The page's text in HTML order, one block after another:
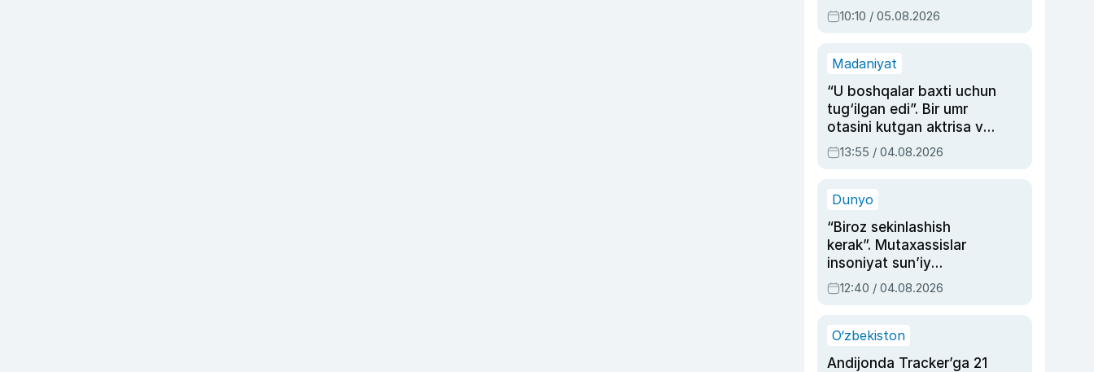
hukmi o‘qildi
10:10 / 05.08.2026
Madaniyat
“U boshqalar baxti uchun
tug‘ilgan edi”. Bir umr
otasini kutgan aktrisa va
dublyaj ustasi Rimma
Ahmedovaning
13:55 / 04.08.2026
Dunyo
“Biroz sekinlashish
kerak”. Mutaxassislar
insoniyat sun’iy
intellektni boshqara
olmay qolishidan xavotir
12:40 / 04.08.2026
O‘zbekiston
Andijonda Tracker’ga 21